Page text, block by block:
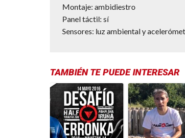
Montaje: ambidiestro
Panel táctil: sí
Sensores: luz ambiental y
TAMBIÉN TE PUEDE INTERESAR